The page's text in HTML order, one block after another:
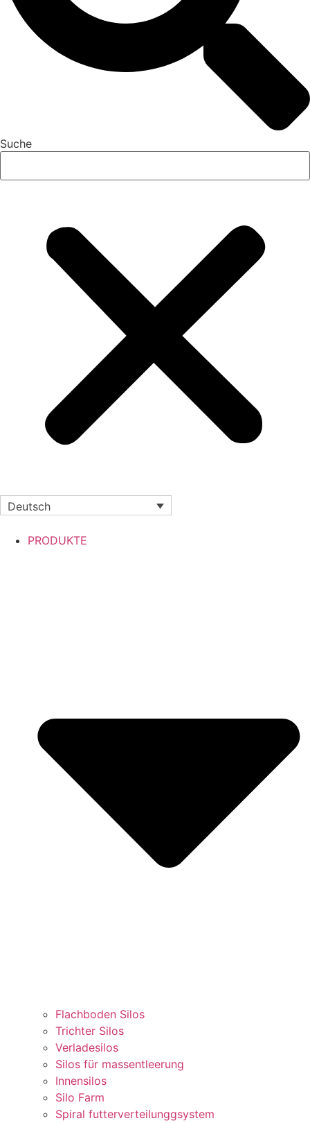
Suche
Deutsch
PRODUKTE
Flachboden Silos
Trichter Silos
Verladesilos
Silos für massentleerung
Innensilos
Silo Farm
Spiral futterverteilunggsystem